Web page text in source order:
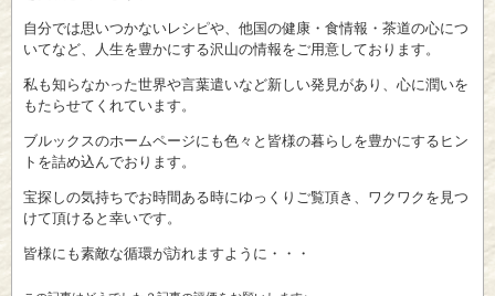
自分では思いつかないレシピや、他国の健康・食情報・茶道の心につ
いてなど、人生を豊かにする沢山の情報をご用意しております。
私も知らなかった世界や言葉遣いなど新しい発見があり、心に潤いを
もたらせてくれています。
ブルックスのホームページにも色々と皆様の暮らしを豊かにするヒン
トを詰め込んでおります。
宝探しの気持ちでお時間ある時にゆっくりご覧頂き、ワクワクを見つ
けて頂けると幸いです。
皆様にも素敵な循環が訪れますように・・・